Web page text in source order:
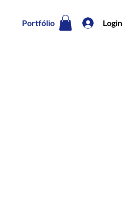
Portfólio Login